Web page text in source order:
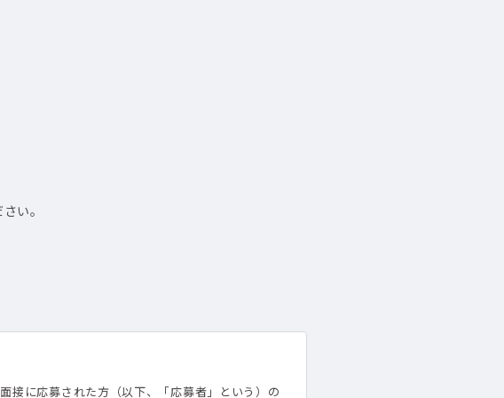
い。
接に応募された方（以下、「応募者」という）の